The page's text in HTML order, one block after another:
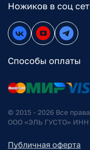
Ножиков в соц
Способы оплаты
© 2015 - 2026 Все
ООО «ЭЛЬ ГУСТО» ИНН
Публичная оферта